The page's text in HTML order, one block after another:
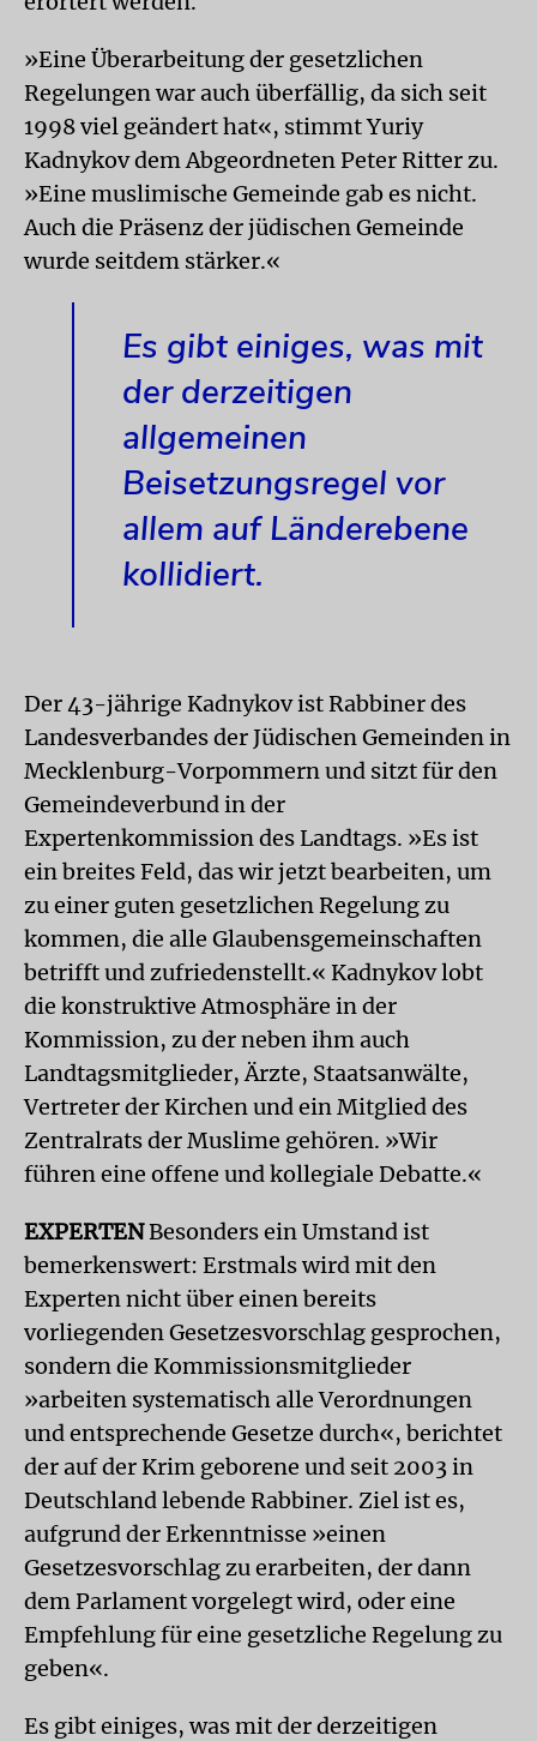
»Eine Überarbeitung der gesetzlichen
Regelungen war auch überfällig, da sich seit
1998 viel geändert hat«, stimmt Yuriy
Kadnykov dem Abgeordneten Peter Ritter zu.
»Eine muslimische Gemeinde gab es nicht.
Auch die Präsenz der jüdischen Gemeinde
wurde seitdem stärker.«
Es gibt einiges, was mit
der derzeitigen
allgemeinen
Beisetzungsregel vor
allem auf Länderebene
kollidiert.
Der 43-jährige Kadnykov ist Rabbiner des
Landesverbandes der Jüdischen Gemeinden in
Mecklenburg-Vorpommern und sitzt für den
Gemeindeverbund in der
Expertenkommission des Landtags. »Es ist
ein breites Feld, das wir jetzt bearbeiten, um
zu einer guten gesetzlichen Regelung zu
kommen, die alle Glaubensgemeinschaften
betrifft und zufriedenstellt.« Kadnykov lobt
die konstruktive Atmosphäre in der
Kommission, zu der neben ihm auch
Landtagsmitglieder, Ärzte, Staatsanwälte,
Vertreter der Kirchen und ein Mitglied des
Zentralrats der Muslime gehören. »Wir
führen eine offene und kollegiale Debatte.«
EXPERTENBesonders ein Umstand ist
bemerkenswert: Erstmals wird mit den
Experten nicht über einen bereits
vorliegenden Gesetzesvorschlag gesprochen,
sondern die Kommissionsmitglieder
»arbeiten systematisch alle Verordnungen
und entsprechende Gesetze durch«, berichtet
der auf der Krim geborene und seit 2003 in
Deutschland lebende Rabbiner. Ziel ist es,
aufgrund der Erkenntnisse »einen
Gesetzesvorschlag zu erarbeiten, der dann
dem Parlament vorgelegt wird, oder eine
Empfehlung für eine gesetzliche Regelung zu
geben«.
Es gibt einiges, was mit der derzeitigen